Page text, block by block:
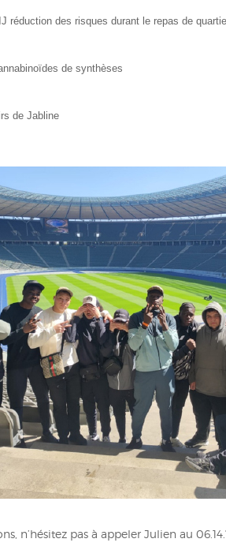
réduction des risques durant le repas de
de synthèses
de Jabline
n’hésitez pas à appeler Julien au